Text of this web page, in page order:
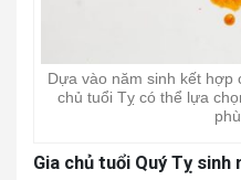
Dựa vào năm sinh kết hợp
chủ tuổi Tỵ có thể lựa
Gia chủ tuổi Quý Tỵ sinh